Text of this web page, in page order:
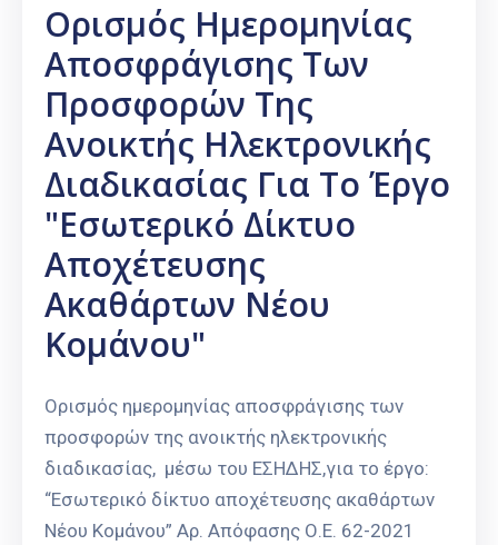
Ορισμός Ημερομηνίας
Αποσφράγισης Των
Προσφορών Της
Ανοικτής Ηλεκτρονικής
Διαδικασίας Για Το Έργο
"Εσωτερικό Δίκτυο
Αποχέτευσης
Ακαθάρτων Νέου
Κομάνου"
Ορισμός ημερομηνίας αποσφράγισης των
προσφορών της ανοικτής ηλεκτρονικής
διαδικασίας, μέσω του ΕΣΗΔΗΣ,για το έργο:
“Εσωτερικό δίκτυο αποχέτευσης ακαθάρτων
Νέου Κομάνου” Αρ. Απόφασης Ο.Ε. 62-2021